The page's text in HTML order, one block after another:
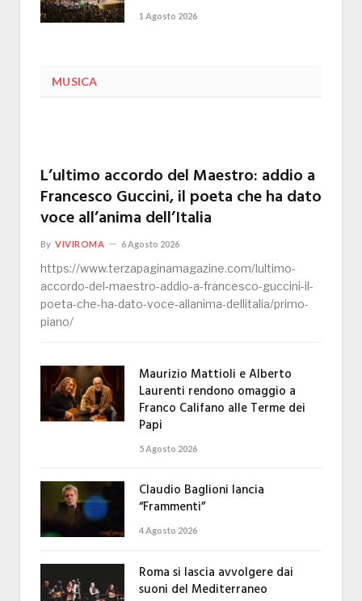
1 Agosto 2026
MUSICA
L’ultimo accordo del Maestro: addio a
Francesco Guccini, il poeta che ha dato
voce all’anima dell’Italia
By VIVIROMA 6 Agosto 2026
https://www.terzapaginamagazine.com/lultimo-
accordo-del-maestro-addio-a-francesco-guccini-il-
poeta-che-ha-dato-voce-allanima-dellitalia/primo-
piano/
Maurizio Mattioli e Alberto
Laurenti rendono omaggio a
Franco Califano alle Terme dei
Papi
5 Agosto 2026
Claudio Baglioni lancia
“Frammenti”
4 Agosto 2026
Roma si lascia avvolgere dai
suoni del Mediterraneo